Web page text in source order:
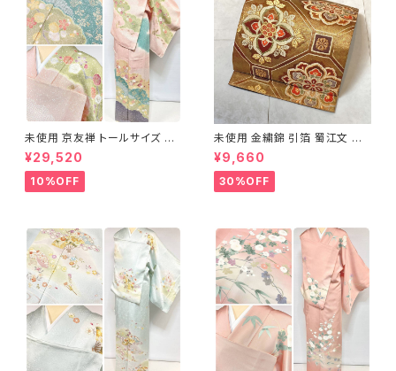
未使用 京友禅 トールサイズ 染
め分け 金彩 訪問着 袷 正絹 ピ
ンク 黄緑 紫 黄色 1438
¥29,520
10%OFF
未使用 金繍錦 引箔 蜀江文 唐
織 華紋 袋帯 正絹 金糸 ゴール
ド 赤 紫 710
¥9,660
30%OFF